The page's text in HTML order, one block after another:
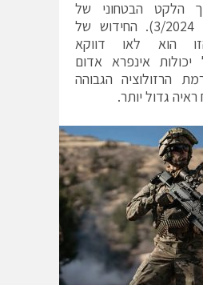
הלקט הבטחוני של
משרד הבטחון, 3/2024). החידוש של
הוא לאו דווקא
אינפרא אדום
הרזולוציה הגבוהה
גדול יותר.